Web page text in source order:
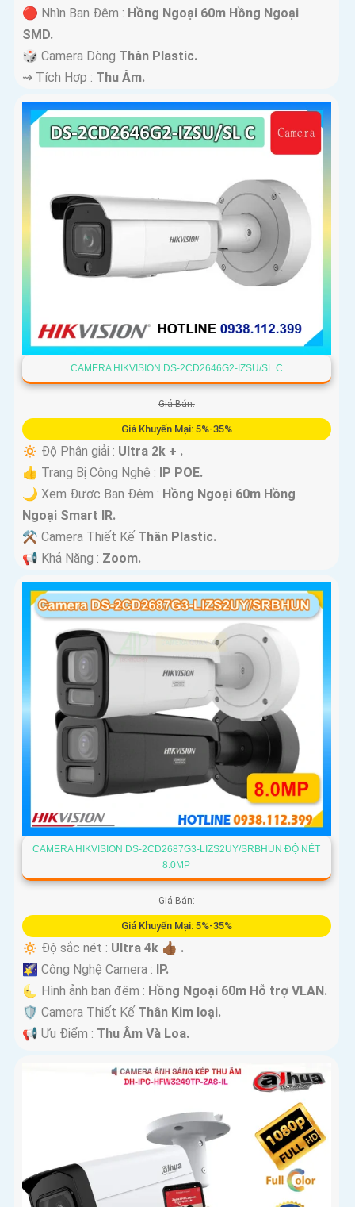
🔴 Nhìn Ban Đêm : Hồng Ngoại 60m Hồng Ngoại
SMD.
🎲 Camera Dòng Thân Plastic.
️⇝ Tích Hợp : Thu Âm.
CAMERA HIKVISION DS-2CD2646G2-IZSU/SL C
Giá Bán:
Giá Khuyến Mại: 5%-35%
🔅 Độ Phân giải : Ultra 2k + .
👍 Trang Bị Công Nghệ : IP POE.
🌙 Xem Được Ban Đêm : Hồng Ngoại 60m Hồng
Ngoại Smart IR.
⚒ Camera Thiết Kế Thân Plastic.
️📢 Khả Năng : Zoom.
CAMERA HIKVISION DS-2CD2687G3-LIZS2UY/SRBHUN ĐỘ NÉT
8.0MP
Giá Bán:
Giá Khuyến Mại: 5%-35%
🔅 Độ sắc nét : Ultra 4k 👍🏾 .
🌠 Công Nghệ Camera : IP.
🌜 Hình ảnh ban đêm : Hồng Ngoại 60m Hỗ trợ VLAN.
🛡 Camera Thiết Kế Thân Kim loại.
️📢 Ưu Điểm : Thu Âm Và Loa.